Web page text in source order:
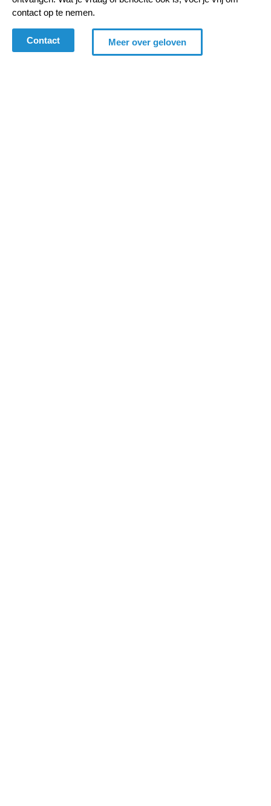
contact op te nemen.
Contact Meer over geloven